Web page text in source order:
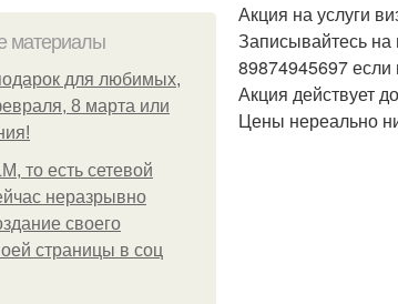
материалы
для любимых,
8 марта или
то есть сетевой
неразрывно
своего
страницы в соц
Акция на услуги
Записывайтесь на
89874945697 если
Акция действует
Цены нереально